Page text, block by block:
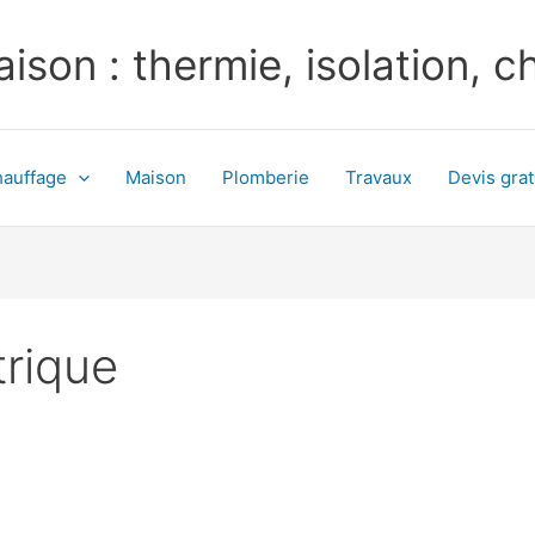
: thermie, isolation,
Maison Plomberie Travaux Devis